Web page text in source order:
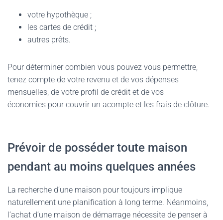
votre hypothèque ;
les cartes de crédit ;
autres prêts.
Pour déterminer combien vous pouvez vous permettre,
tenez compte de votre revenu et de vos dépenses
mensuelles, de votre profil de crédit et de vos
économies pour couvrir un acompte et les frais de clôture.
Prévoir de posséder toute maison
pendant au moins quelques années
La recherche d’une maison pour toujours implique
naturellement une planification à long terme. Néanmoins,
l’achat d’une maison de démarrage nécessite de penser à